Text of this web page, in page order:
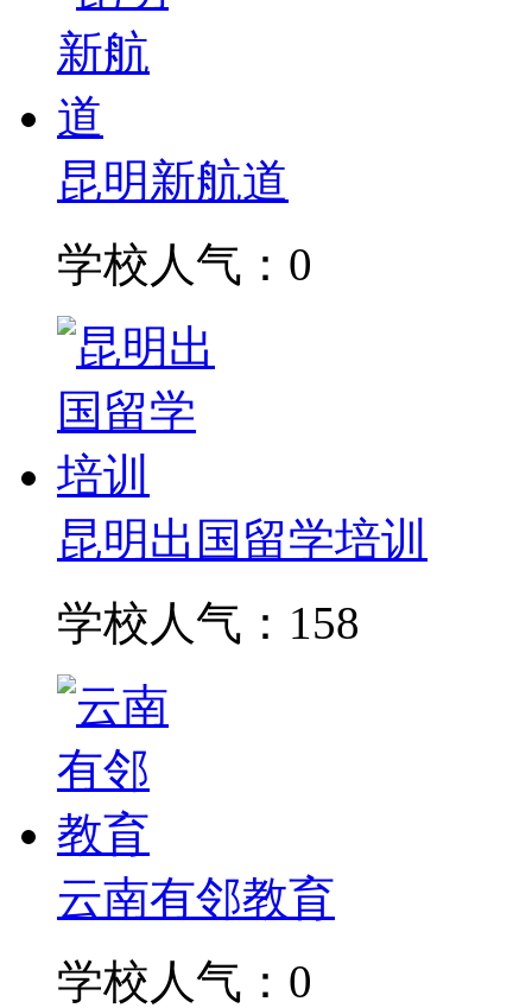
昆明新航道
学校人气：0
昆明出国留学培训
学校人气：158
云南有邻教育
学校人气：0